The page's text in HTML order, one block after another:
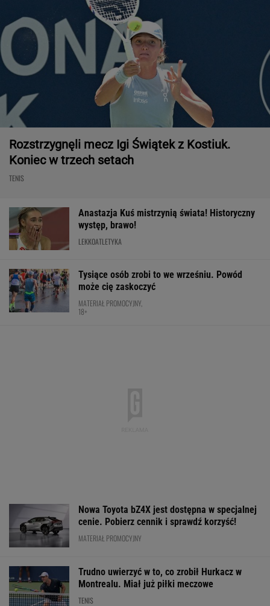
Rozstrzygnęli mecz Igi Świątek z Kostiuk.
Koniec w trzech setach
TENIS
Anastazja Kuś mistrzynią świata! Historyczny
występ, brawo!
LEKKOATLETYKA
Tysiące osób zrobi to we wrześniu. Powód
może cię zaskoczyć
MATERIAŁ PROMOCYJNY,
18+
Nowa Toyota bZ4X jest dostępna w specjalnej
cenie. Pobierz cennik i sprawdź korzyść!
MATERIAŁ PROMOCYJNY
Trudno uwierzyć w to, co zrobił Hurkacz w
Montrealu. Miał już piłki meczowe
TENIS